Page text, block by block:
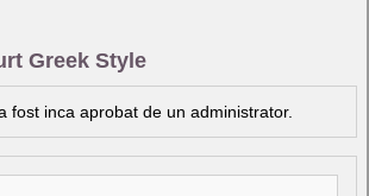
Greek Style
fost inca aprobat de un administrator.